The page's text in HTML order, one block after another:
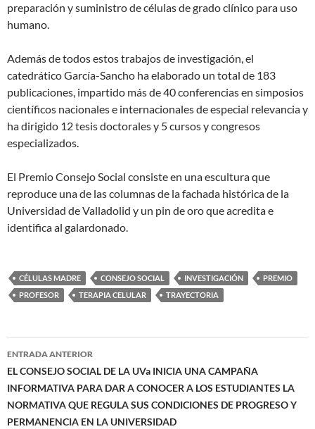
preparación y suministro de células de grado clínico para uso
humano.
Además de todos estos trabajos de investigación, el
catedrático García-Sancho ha elaborado un total de 183
publicaciones, impartido más de 40 conferencias en simposios
científicos nacionales e internacionales de especial relevancia y
ha dirigido 12 tesis doctorales y 5 cursos y congresos
especializados.
El Premio Consejo Social consiste en una escultura que
reproduce una de las columnas de la fachada histórica de la
Universidad de Valladolid y un pin de oro que acredita e
identifica al galardonado.
CÉLULAS MADRE CONSEJO SOCIAL INVESTIGACIÓN
PREMIO
PROFESOR
TERAPIA CELULAR TRAYECTORIA
Navegación
de
entradas
ENTRADA ANTERIOR
EL CONSEJO SOCIAL DE LA UVa INICIA UNA CAMPAÑA
INFORMATIVA PARA DAR A CONOCER A LOS ESTUDIANTES LA
NORMATIVA QUE REGULA SUS CONDICIONES DE PROGRESO Y
PERMANENCIA EN LA UNIVERSIDAD